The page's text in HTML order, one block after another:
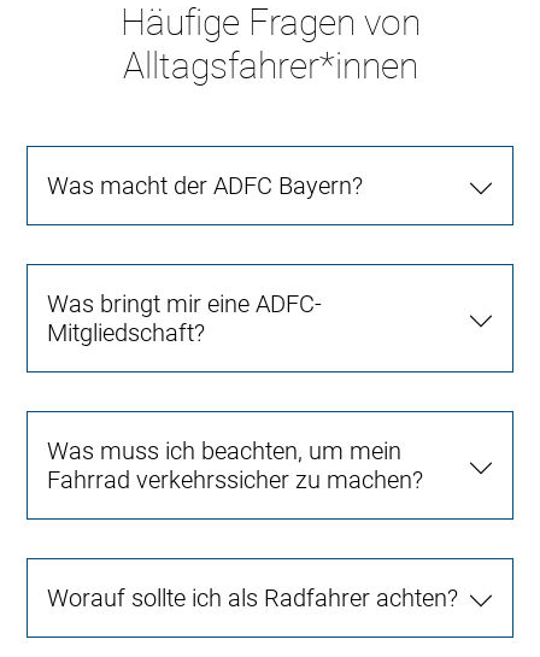
Häufige Fragen von
Alltagsfahrer*innen
Was macht der ADFC Bayern?
Was bringt mir eine ADFC-
Mitgliedschaft?
Was muss ich beachten, um mein
Fahrrad verkehrssicher zu machen?
Worauf sollte ich als Radfahrer achten?